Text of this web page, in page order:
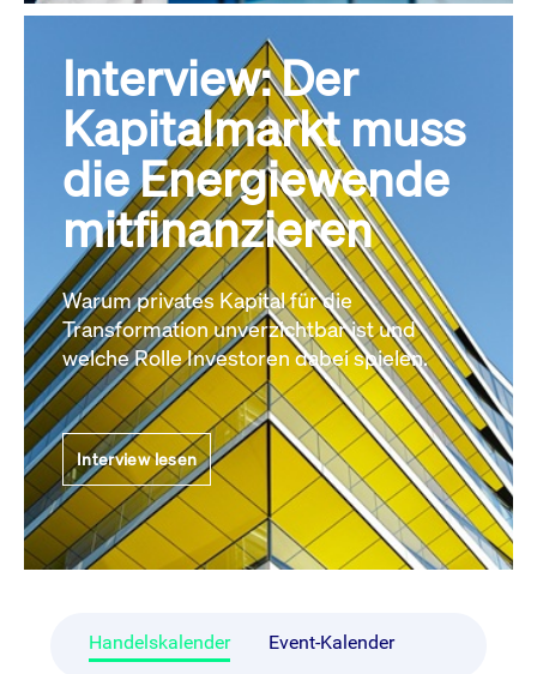
Interview: Der
Kapitalmarkt muss
die Energiewende
mitfinanzieren
Warum privates Kapital für die
Transformation unverzichtbar ist und
welche Rolle Investoren dabei spielen.
Interview lesen
Handelskalender Event-Kalender